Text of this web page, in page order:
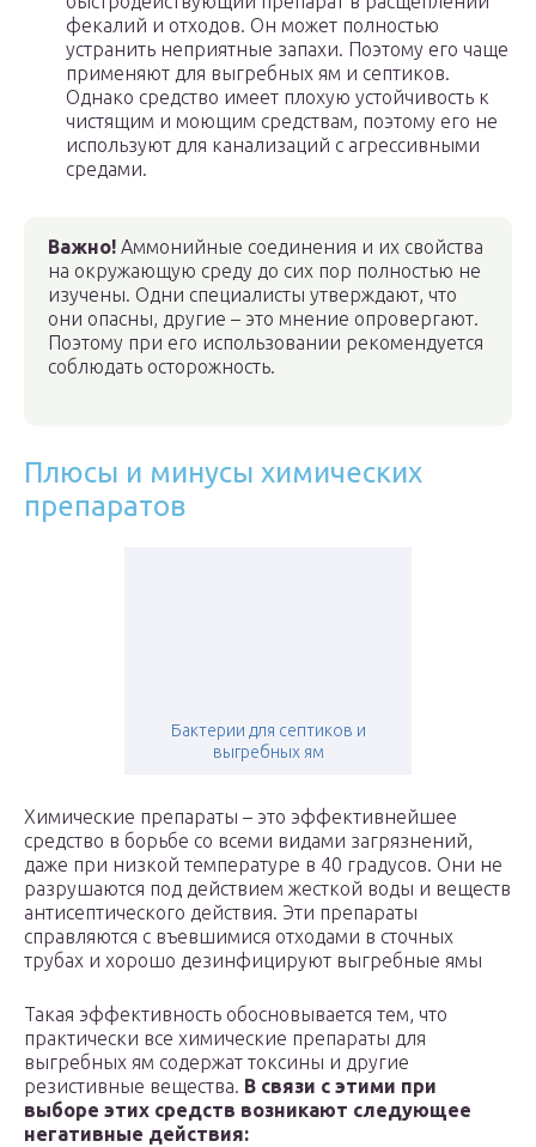
фекалий и отходов. Он может полностью
устранить неприятные запахи. Поэтому его чаще
применяют для выгребных ям и септиков.
Однако средство имеет плохую устойчивость к
чистящим и моющим средствам, поэтому его не
используют для канализаций с агрессивными
средами.
Важно! Аммонийные соединения и их свойства
на окружающую среду до сих пор полностью не
изучены. Одни специалисты утверждают, что
они опасны, другие – это мнение опровергают.
Поэтому при его использовании рекомендуется
соблюдать осторожность.
Плюсы и минусы химических
препаратов
Бактерии для септиков и
выгребных ям
Химические препараты – это эффективнейшее
средство в борьбе со всеми видами загрязнений,
даже при низкой температуре в 40 градусов. Они не
разрушаются под действием жесткой воды и веществ
антисептического действия. Эти препараты
справляются с въевшимися отходами в сточных
трубах и хорошо дезинфицируют выгребные ямы
Такая эффективность обосновывается тем, что
практически все химические препараты для
выгребных ям содержат токсины и другие
резистивные вещества. В связи с этими при
выборе этих средств возникают следующее
негативные действия: